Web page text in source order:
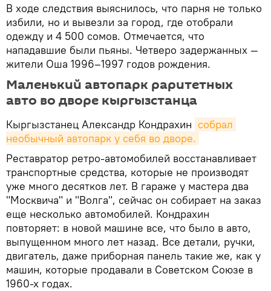
В ходе следствия выяснилось, что парня не только
избили, но и вывезли за город, где отобрали
одежду и 4 500 сомов. Отмечается, что
нападавшие были пьяны. Четверо задержанных —
жители Оша 1996–1997 годов рождения.
Маленький автопарк раритетных
авто во дворе кыргызстанца
Кыргызстанец Александр Кондрахин собрал
необычный автопарк у себя во дворе.
Реставратор ретро-автомобилей восстанавливает
транспортные средства, которые не производят
уже много десятков лет. В гараже у мастера два
"Москвича" и "Волга", сейчас он собирает на заказ
еще несколько автомобилей. Кондрахин
повторяет: в новой машине все, что было в авто,
выпущенном много лет назад. Все детали, ручки,
двигатель, даже приборная панель такие же, как у
машин, которые продавали в Советском Союзе в
1960-х годах.